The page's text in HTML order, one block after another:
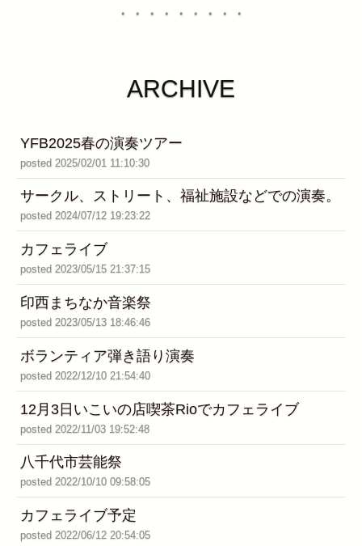
・・・・・・・・・
ARCHIVE
YFB2025春の演奏ツアー
posted 2025/02/01 11:10:30
サークル、ストリート、福祉施設などでの演奏。
posted 2024/07/12 19:23:22
カフェライブ
posted 2023/05/15 21:37:15
印西まちなか音楽祭
posted 2023/05/13 18:46:46
ボランティア弾き語り演奏
posted 2022/12/10 21:54:40
12月3日いこいの店喫茶Rioでカフェライブ
posted 2022/11/03 19:52:48
八千代市芸能祭
posted 2022/10/10 09:58:05
カフェライブ予定
posted 2022/06/12 20:54:05